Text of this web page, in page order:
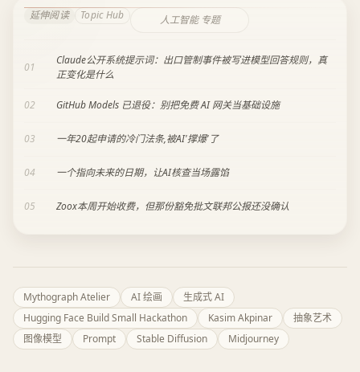
延伸阅读 Topic Hub 人工智能 专题
01
Claude公开系统提示词：出口管制事件被写进模型回答规则，真
正变化是什么
02 GitHub Models 已退役：别把免费 AI 网关当基础设施
03 一年20起申请的冷门法条,被AI'撑爆'了
04 一个指向未来的日期，让AI核查当场露馅
05 Zoox本周开始收费，但那份豁免批文联邦公报还没确认
Mythograph Atelier AI 绘画
生成式 AI
Hugging Face Build Small Hackathon
Kasim Akpinar
抽象艺术
图像模型
Prompt Stable Diffusion Midjourney